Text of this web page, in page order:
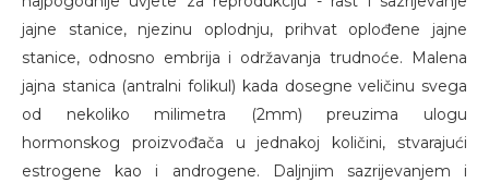
jajne stanice, njezinu oplodnju, prihvat oplođene jajne
stanice, odnosno embrija i održavanja trudnoće. Malena
jajna stanica (antralni folikul) kada dosegne veličinu svega
od nekoliko milimetra (2mm) preuzima ulogu
hormonskog proizvođača u jednakoj količini, stvarajući
estrogene kao i androgene. Daljnjim sazrijevanjem i